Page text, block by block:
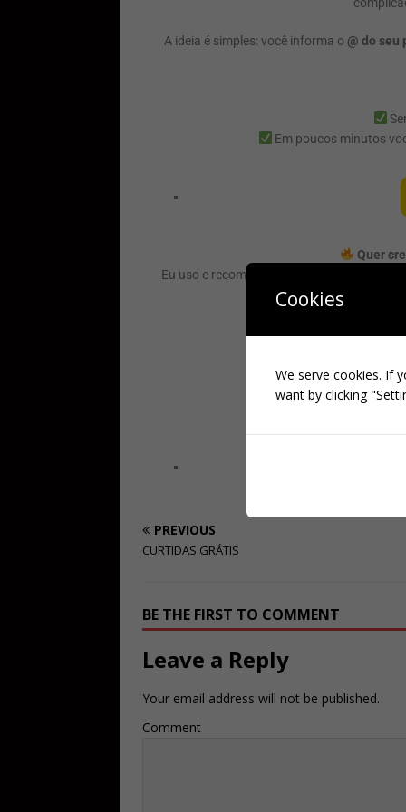
A ideia é simples: você informa o @ do
Em poucos minutos
Quer
Eu uso e recomendo há mais de 3 anos um
Aproveite enquanto os
PREVIOUS
CURTIDAS GRÁTIS
BE THE FIRST TO COMMENT
Leave a Reply
Your email address will not be published.
Comment
Cookies
We serve cookies. If
want by clicking